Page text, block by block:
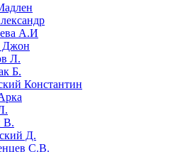
А.И
Джон
Л.
Б.
Константин
В.
Д.
С.В.